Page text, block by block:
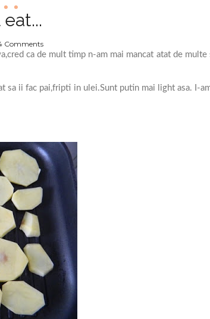
Comments
ca de mult timp n-am mai mancat atat de multe
sa ii fac pai,fripti in ulei.Sunt putin mai light asa. I-